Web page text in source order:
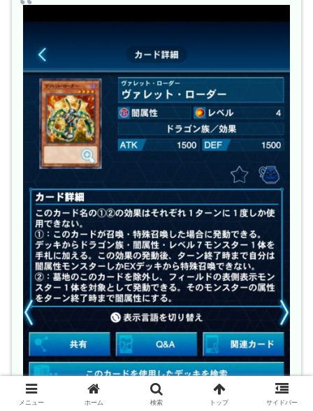
メニュー ホーム 検索 トップ サイドバー